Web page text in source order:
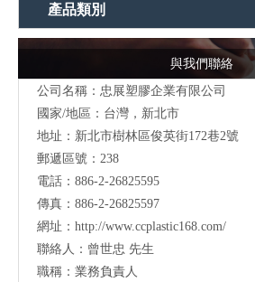
產品類別
與我們聯絡
公司名稱：忠展塑膠企業有限公司
國家/地區：台灣，新北市
地址： 新北市樹林區俊英街172巷2號
郵遞區號：238
電話：886-2-26825595
傳真：886-2-26825597
網址： http://www.ccplastic168.com/
聯絡人：曾世忠 先生
職稱：業務負責人